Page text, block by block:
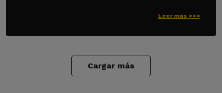
Leer más >>>
Cargar más